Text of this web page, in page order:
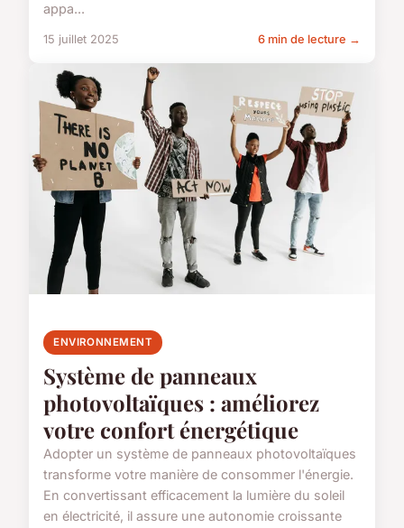
appa...
15 juillet 2025 6 min de lecture →
ENVIRONNEMENT
Système de panneaux
photovoltaïques : améliorez
votre confort énergétique
Adopter un système de panneaux photovoltaïques
transforme votre manière de consommer l'énergie.
En convertissant efficacement la lumière du soleil
en électricité, il assure une autonomie croissante